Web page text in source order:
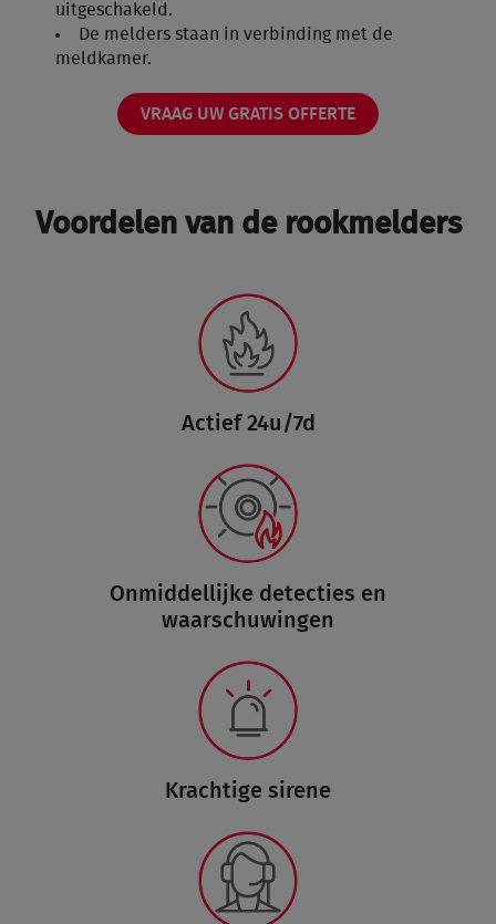
uitgeschakeld.
De melders staan in verbinding met de
meldkamer.
VRAAG UW GRATIS OFFERTE
Voordelen van de rookmelders
Actief 24u/7d
Onmiddellijke detecties en
waarschuwingen
Krachtige sirene